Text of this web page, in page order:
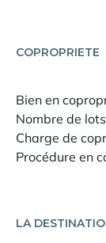
COPROPRIETE
Bien en
Nombre de
Charge de
Procédure en
LA